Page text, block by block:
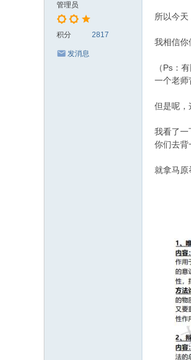
管理员
积分 2817
发消息
所以今
我相信你
（Ps：
一个老师
但是呢，
我看了一
你们去背
就拿马